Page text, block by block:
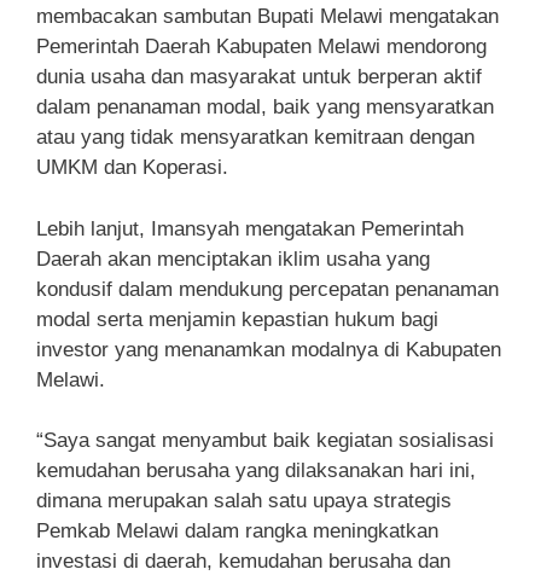
membacakan sambutan Bupati Melawi mengatakan
Pemerintah Daerah Kabupaten Melawi mendorong
dunia usaha dan masyarakat untuk berperan aktif
dalam penanaman modal, baik yang mensyaratkan
atau yang tidak mensyaratkan kemitraan dengan
UMKM dan Koperasi.
Lebih lanjut, Imansyah mengatakan Pemerintah
Daerah akan menciptakan iklim usaha yang
kondusif dalam mendukung percepatan penanaman
modal serta menjamin kepastian hukum bagi
investor yang menanamkan modalnya di Kabupaten
Melawi.
“Saya sangat menyambut baik kegiatan sosialisasi
kemudahan berusaha yang dilaksanakan hari ini,
dimana merupakan salah satu upaya strategis
Pemkab Melawi dalam rangka meningkatkan
investasi di daerah, kemudahan berusaha dan